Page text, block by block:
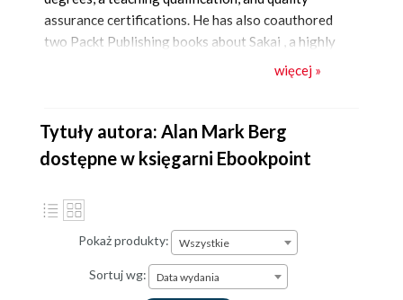
assurance certifications. He has also coauthored
two Packt Publishing books about Sakai , a highly
successful open source learning management
the Sakai Fellowship and Teaching With Sakai
Innovation Award (TWSIA). Alan enjoys working
with talent; this forces him to improve his own
working in energetic, open source communities of
interest. At the time of writing, he is on the board
of directors of the Apereo Foundation and is the
community officer for its Learning Analytics
więcej »
Tytuły autora: Alan Mark Berg
dostępne w księgarni Ebookpoint
Pokaż produkty: Wszystkie
Sortuj wg: Data wydania